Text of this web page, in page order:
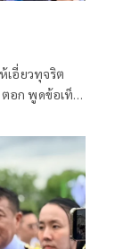
เอี่ยวทุจริต
อก พูดข้อเท็จ